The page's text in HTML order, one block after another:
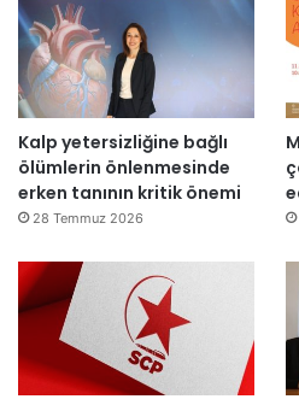
i
d
n
a
ç
ı
l
d
Kalp yetersizliğine bağlı
ölümlerin önlenmesinde
erken tanının kritik önemi
28 Temmuz 2026